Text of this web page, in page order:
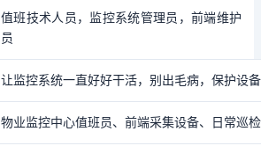
值班技术人员，监控系统管理员，前端维护
员
让监控系统一直好好干活，别出毛病，保护设
物业监控中心值班员、前端采集设备、日常巡